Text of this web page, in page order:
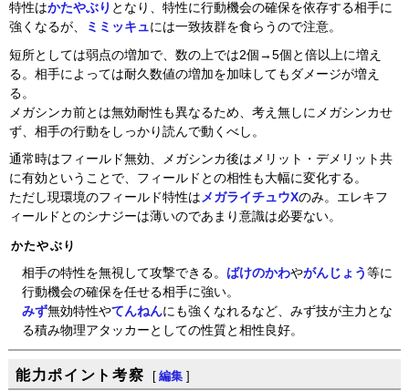
特性はかたやぶり となり、特性に行動機会の確保を依存する相手に
強くなるが、
ミミッキュには一致抜群を食らうので注意。
短所としては弱点の増加で、数の上では2個→5個と倍以上に増え
る。相手によっては耐久数値の増加を加味してもダメージが増え
る。
メガシンカ前とは無効耐性も異なるため、考え無しにメガシンカせ
ず、相手の行動をしっかり読んで動くべし。
通常時はフィールド無効、メガシンカ後はメリット・デメリット共
に有効ということで、フィールドとの相性も大幅に変化する。
ただし現環境のフィールド特性はメガライチュウXのみ。エレキフ
ィールドとのシナジーは薄いのであまり意識は必要ない。
かたやぶり
相手の特性を無視して攻撃できる。 ばけのかわやがんじょう 等に
行動機会の確保を任せる相手に強い。
みず無効特性やてんねんにも強くなれるなど、みず技が主力とな
る積み物理アタッカーとしての性質と相性良好。
能力ポイント考察 [ 編集 ]